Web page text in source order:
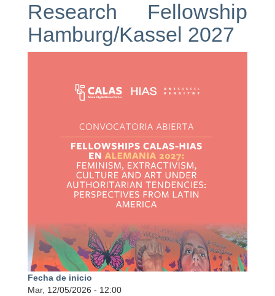
Research Fellowship
Hamburg/Kassel 2027
Fecha de inicio
Mar, 12/05/2026 - 12:00